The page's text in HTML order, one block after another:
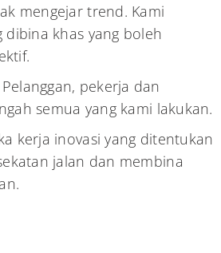
mengejar trend. Kami
dibina khas yang boleh
Pelanggan, pekerja dan
semua yang kami lakukan.
kerja inovasi yang ditentukan
jalan dan membina